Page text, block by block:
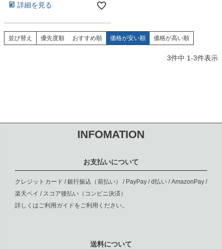
詳細を見る
並び替え 優先度順 おすすめ順 価格が安い順 価格が高い順
3件中 1-3件表示
INFOMATION
お支払いについて
クレジットカード / 銀行振込（前払い） / PayPay / d払い / AmazonPay /
楽天ペイ / スコア後払い（コンビニ決済）
詳しくはご利用ガイドをご利用ください。
送料について